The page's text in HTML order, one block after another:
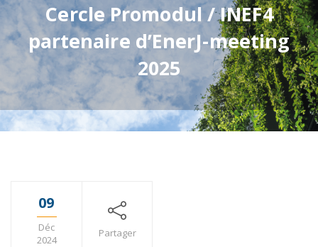
Cercle Promodul / INEF4
partenaire d’EnerJ-meeting
2025
09
Déc
2024
Partager